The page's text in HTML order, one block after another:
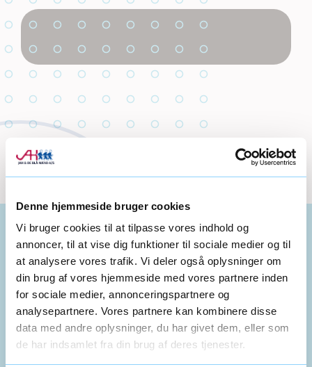
Denne hjemmeside bruger cookies
Vi bruger cookies til at tilpasse vores indhold og
annoncer, til at vise dig funktioner til sociale medier og til
at analysere vores trafik. Vi deler også oplysninger om
din brug af vores hjemmeside med vores partnere inden
for sociale medier, annonceringspartnere og
analysepartnere. Vores partnere kan kombinere disse
data med andre oplysninger, du har givet dem, eller som
de har indsamlet fra din brug af deres tjenester.
KONTAKT OS
VI ER KLAR TIL AT
SVARE PÅ DINE
SPØRGSMÅL